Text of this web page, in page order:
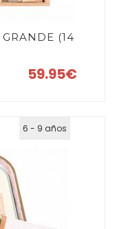
(14
59.95€
6 - 9 años